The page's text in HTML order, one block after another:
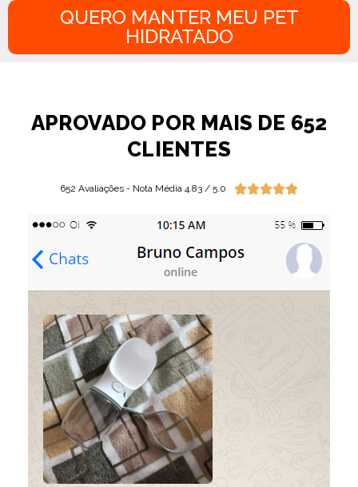
QUERO MANTER MEU PET
HIDRATADO
APROVADO POR MAIS DE 652
CLIENTES
652 Avaliações - Nota Média 4.83 / 5.0 